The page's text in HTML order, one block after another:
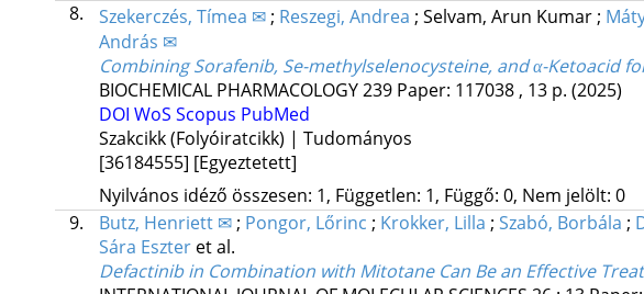
8.
Szekerczés, Tímea ✉; Reszegi, Andrea ; Selvam, Arun Kumar;
András ✉
Combining Sorafenib, Se-methylselenocysteine, and α-Ketoacid
BIOCHEMICAL PHARMACOLOGY239 Paper: 117038 , 13 p. (2025)
DOI WoS Scopus PubMed
Szakcikk (Folyóiratcikk) | Tudományos
[36184555] [Egyeztetett]
Nyilvános idéző összesen: 1, Független: 1, Függő: 0, Nem jelölt: 0
9.
Butz, Henriett ✉ ; Pongor, Lőrinc ; Krokker, Lilla ; Szabó, Borbála ;
Sára Eszter et al.
Defactinib in Combination with Mitotane Can Be an Effective